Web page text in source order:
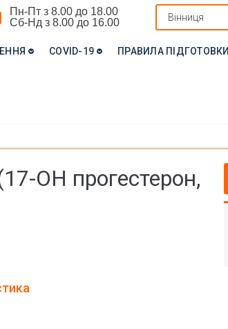
Пн-Пт з 8.00 до 18.00
Сб-Нд з 8.00 до 16.00
COVID-19 ПРАВИЛА ПІДГОТОВКИ
ОН прогестерон,